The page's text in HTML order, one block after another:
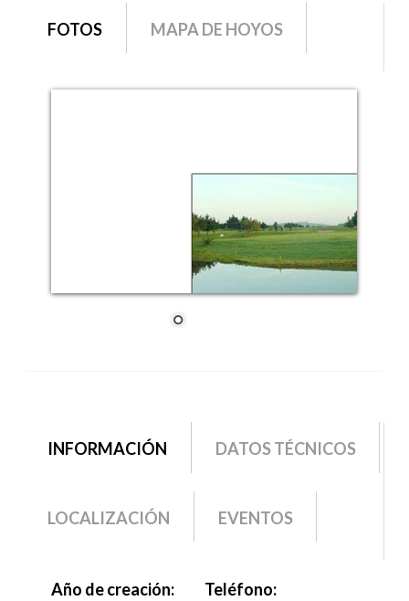
grupo1
FOTOS MAPA DE HOYOS
grupo2
INFORMACIÓN (SOLAPA
ACTIVA)
DATOS TÉCNICOS
LOCALIZACIÓN EVENTOS
Año de creación:
Teléfono: